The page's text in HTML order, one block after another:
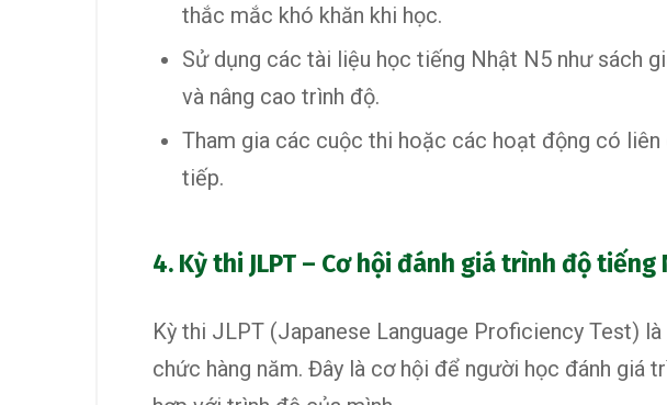
thắc mắc khó khăn khi học.
Sử dụng các tài liệu học tiếng Nhật N5 như sách
và nâng cao trình độ.
Tham gia các cuộc thi hoặc các hoạt động có
tiếp.
4. Kỳ thi JLPT – Cơ hội đánh giá trình độ tiếng
Kỳ thi JLPT (Japanese Language Proficiency Test)
chức hàng năm. Đây là cơ hội để người học đánh